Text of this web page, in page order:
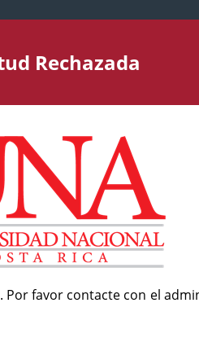
Rechazada
Por favor contacte con el